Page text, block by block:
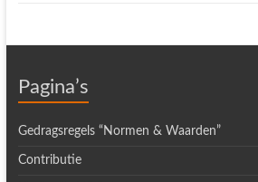
Pagina’s
Gedragsregels “Normen & Waarden”
Contributie